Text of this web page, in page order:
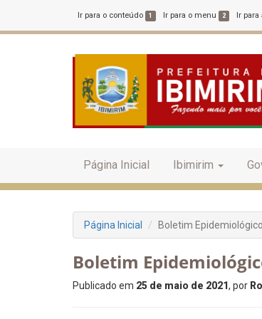
Ir para o conteúdo 1 Ir para o menu 2 Ir
Página Inicial Ibimirim
Página Inicial Boletim
Boletim
Publicado em 25 de maio de 2021, por